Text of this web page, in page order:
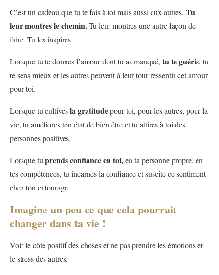
C’est un cadeau que tu te fais à toi mais aussi aux autres. Tu
leur montres le chemin.Tu leur montres une autre façon de
faire. Tu les inspires.
Lorsque tu te donnes l’amour dont tu as manqué, tu te guéris, tu
te sens mieux et les autres peuvent à leur tour ressentir cet amour
pour toi.
Lorsque tu cultivesla gratitudepour toi, pour les autres, pour la
vie, tu améliores ton état de bien-être et tu attires à toi des
personnes positives.
Lorsque tu prends confiance en toi,en ta personne propre, en
tes compétences, tu incarnes la confiance et suscite ce sentiment
chez ton entourage.
Imagine un peu ce que cela pourrait
changer dans ta vie !
Voir le côté positif des choses et ne pas prendre les émotions et
le stress des autres.